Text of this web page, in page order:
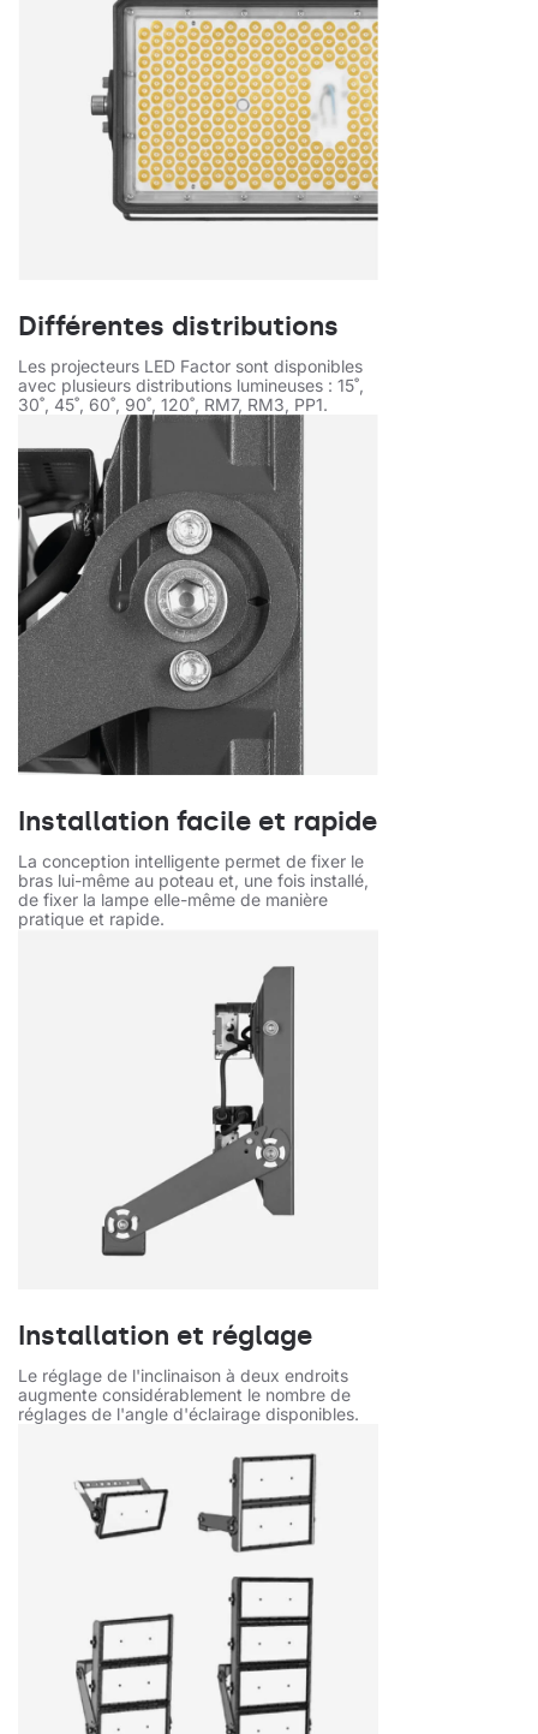
Différentes distributions
Les projecteurs LED Factor sont disponibles
avec plusieurs distributions lumineuses : 15˚,
30˚, 45˚, 60˚, 90˚, 120˚, RM7, RM3, PP1.
Installation facile et rapide
La conception intelligente permet de fixer le
bras lui-même au poteau et, une fois installé,
de fixer la lampe elle-même de manière
pratique et rapide.
Installation et réglage
Le réglage de l'inclinaison à deux endroits
augmente considérablement le nombre de
réglages de l'angle d'éclairage disponibles.